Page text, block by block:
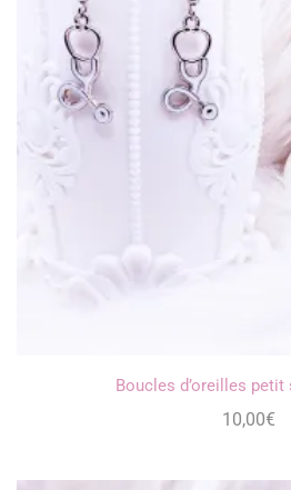
Boucles d’oreilles
10,00€